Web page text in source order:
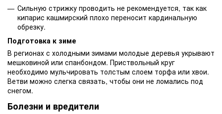
Сильную стрижку проводить не рекомендуется, так как
кипарис кашмирский плохо переносит кардинальную
обрезку.
Подготовка к зиме
В регионах с холодными зимами молодые деревья укрывают
мешковиной или спанбондом. Приствольный круг
необходимо мульчировать толстым слоем торфа или хвои.
Ветви можно слегка связать, чтобы они не ломались под
снегом.
Болезни и вредители